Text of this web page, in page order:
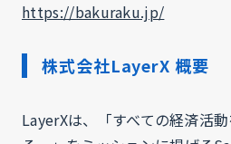
https://bakuraku.jp/
株式会社LayerX 概要
LayerXは、「すべての経済活